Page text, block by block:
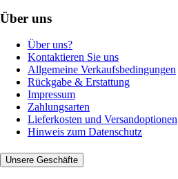
Über uns
Über uns?
Kontaktieren Sie uns
Allgemeine Verkaufsbedingungen
Rückgabe & Erstattung
Impressum
Zahlungsarten
Lieferkosten und Versandoptionen
Hinweis zum Datenschutz
Unsere Geschäfte